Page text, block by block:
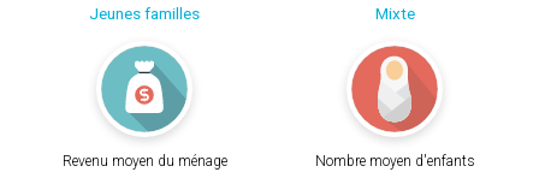
Jeunes familles Mixte
Revenu moyen du ménage Nombre moyen d'enfants